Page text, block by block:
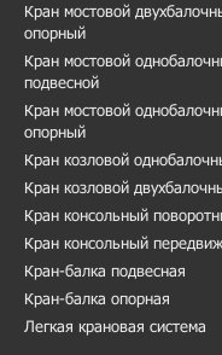
Кран мостовой
опорный
Кран мостовой
подвесной
Кран мостовой
опорный
Кран козловой
Кран козловой
Кран консольный
Кран консольный
Кран-балка подвесная
Кран-балка опорная
Легкая крановая система